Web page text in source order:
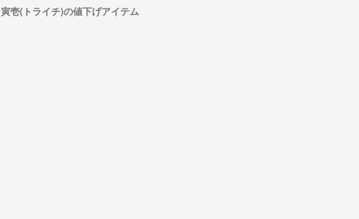
寅壱(トライチ)の値下げアイテム